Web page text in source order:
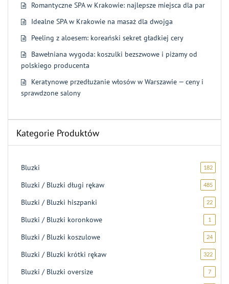
Romantyczne SPA w Krakowie: najlepsze miejsca dla par
Idealne SPA w Krakowie na masaż dla dwojga
Peeling z aloesem: koreański sekret gładkiej cery
Bawełniana wygoda: koszulki bezszwowe i piżamy od
polskiego producenta
Keratynowe przedłużanie włosów w Warszawie — ceny i
sprawdzone salony
Kategorie Produktów
Bluzki 182182
Bluzki / Bluzki długi rękaw 485485
Bluzki / Bluzki hiszpanki 2222
Bluzki / Bluzki koronkowe 1
Bluzki / Bluzki koszulowe 2424
Bluzki / Bluzki krótki rękaw 322322
Bluzki / Bluzki oversize 77